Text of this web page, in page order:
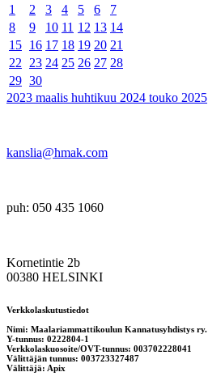
1
2 3 4 5 6
7
8
9 10 11 12 13 14
15 16 17 18 19 20 21
22
23 24 25 26 27 28
29 30
2023 maalis huhtikuu 2024 touko 2025
kanslia@hmak.com
puh: 050 435 1060
Kornetintie 2b
00380 HELSINKI
Verkkolaskutustiedot
Nimi: Maalariammattikoulun Kannatusyhdistys ry.
Y-tunnus: 0222804-1
Verkkolaskuosoite/OVT-tunnus: 003702228041
Välittäjän tunnus: 003723327487
Välittäjä: Apix